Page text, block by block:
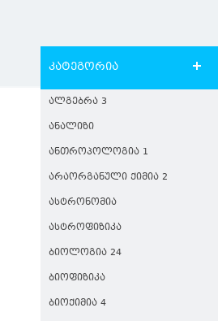
კატეგორია
ᲐᲚᲒᲔᲑᲠᲐ 3
ᲐᲜᲐᲚᲘᲖᲘ
ᲐᲜᲗᲠᲝᲞᲝᲚᲝᲒᲘᲐ 1
ᲐᲠᲐᲝᲠᲒᲐᲜᲣᲚᲘ ᲥᲘᲛᲘᲐ 2
ᲐᲡᲢᲠᲝᲜᲝᲛᲘᲐ
ᲐᲡᲢᲠᲝᲤᲘᲖᲘᲙᲐ
ᲑᲘᲝᲚᲝᲒᲘᲐ 24
ᲑᲘᲝᲤᲘᲖᲘᲙᲐ
ᲑᲘᲝᲥᲘᲛᲘᲐ 4